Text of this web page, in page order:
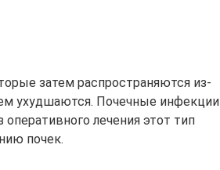
затем распространяются из-
ухудшаются. Почечные инфекции
лечения этот тип
почек.